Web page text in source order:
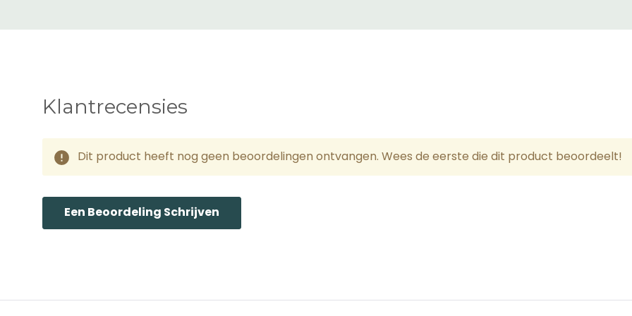
Zone 1 Levertijd en Kosten
Via DPD/UPS (1-3 dagen)
Bij bestelwaarde tussen 0€ - 99€: verzendkosten 10€
Klantrecensies
Dit product heeft nog geen beoordelingen ontvangen. Wees de eerste die dit product beoordeelt!
Een Beoordeling Schrijven